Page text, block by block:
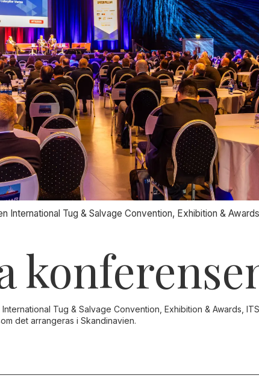
Tug & Salvage Convention, Exhibition &
Tug & Salvage Convention, Exhibition & Awards,
det arrangeras i Skandinavien.